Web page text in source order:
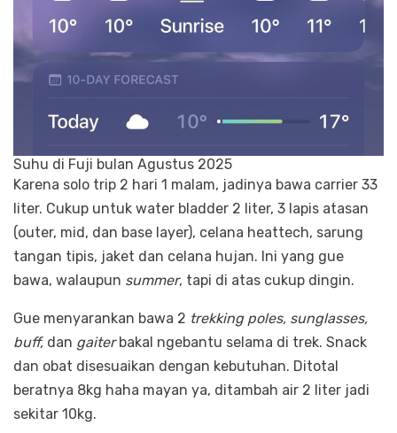
Suhu di Fuji bulan Agustus 2025
Karena solo trip 2 hari 1 malam, jadinya bawa carrier 33
liter. Cukup untuk water bladder 2 liter, 3 lapis atasan
(outer, mid, dan base layer), celana heattech, sarung
tangan tipis, jaket dan celana hujan. Ini yang gue
bawa, walaupun summer, tapi di atas cukup dingin.
Gue menyarankan bawa 2 trekking poles, sunglasses,
buff, dan gaiterbakal ngebantu selama di trek. Snack
dan obat disesuaikan dengan kebutuhan. Ditotal
beratnya 8kg haha mayan ya, ditambah air 2 liter jadi
sekitar 10kg.